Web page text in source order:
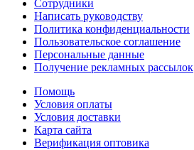
Сотрудники
Написать руководству
Политика конфиденциальности
Пользовательское соглашение
Персональные данные
Получение рекламных рассылок
Помощь
Условия оплаты
Условия доставки
Карта сайта
Верификация оптовика